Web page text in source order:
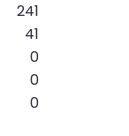
241
41
0
0
0